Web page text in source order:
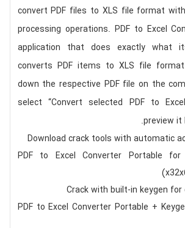
convert PDF files to XLS file format
processing operations. PDF to Excel
application that does exactly what
converts PDF items to XLS file
down the respective PDF file on the
select “Convert selected PDF to
preview it
Download crack tools with automatic
PDF to Excel Converter Portable for
Crack with built-in keygen
PDF to Excel Converter Portable +